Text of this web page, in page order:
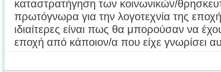
καταστρατήγηση των κοινωνικών/
πρωτόγνωρα για την λογοτεχνία της
ιδιαίτερες είναι πως θα μπορούσαν να
εποχή από κάποιον/α που είχε γνωρίσει